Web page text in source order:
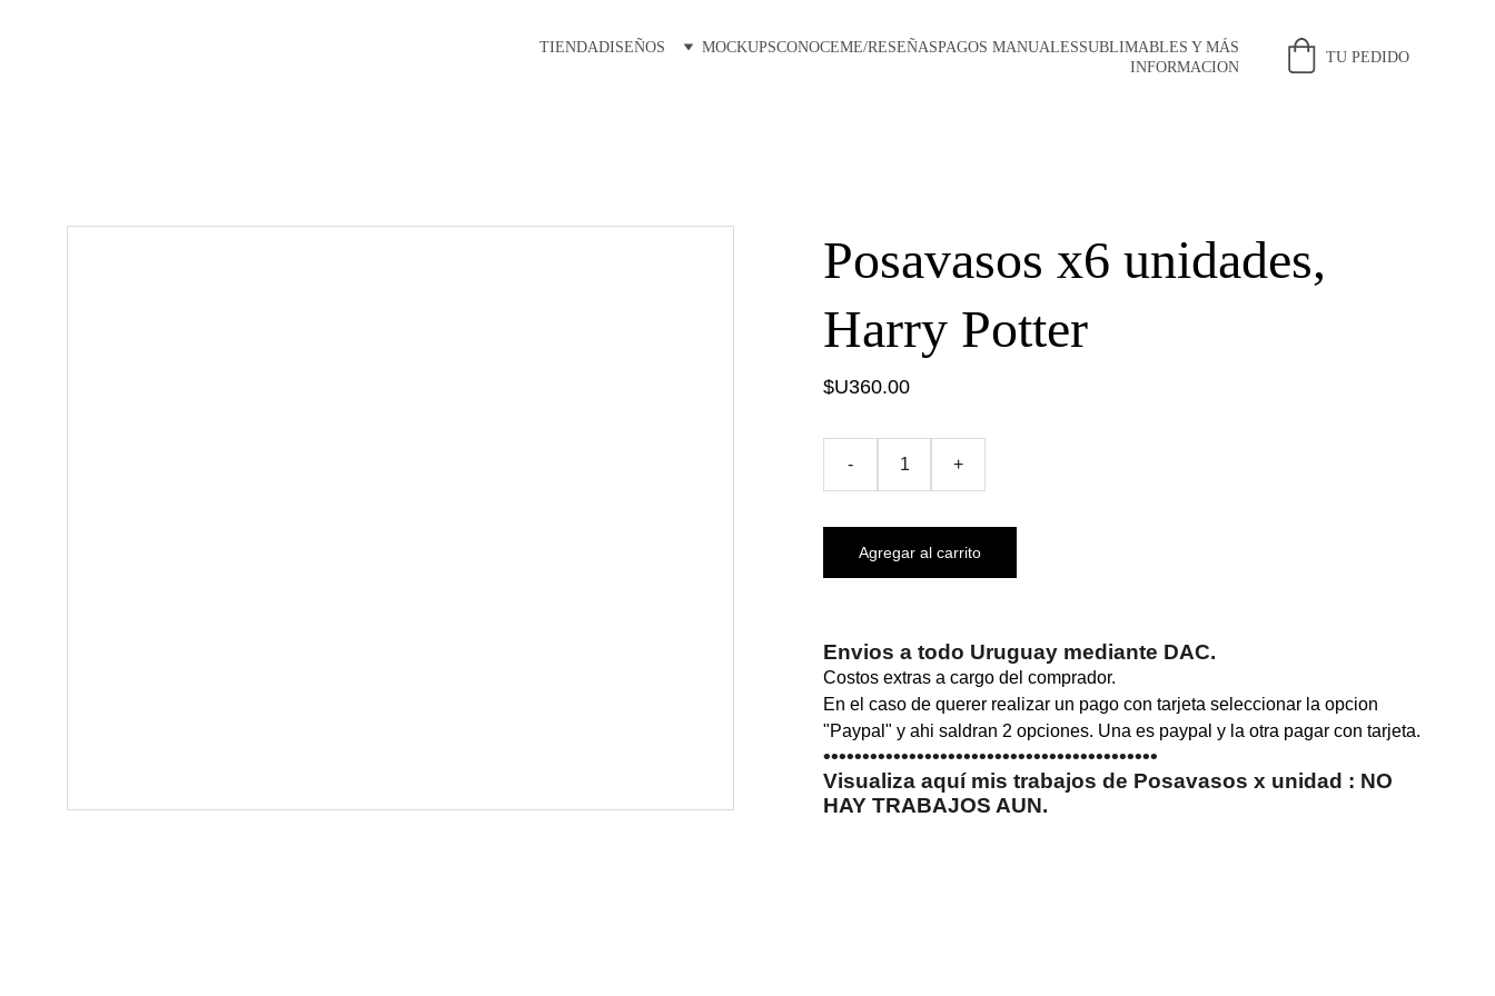
TIENDADISEÑOS MOCKUPSCONOCEME/RESEÑASPAGOS MANUALESSUBLIMABLES Y MÁS
INFORMACION
TU PEDIDO
Posavasos x6 unidades,
Harry Potter
$U360.00
- +
Agregar al carrito
Envios a todo Uruguay mediante DAC.
Costos extras a cargo del comprador.
En el caso de querer realizar un pago con tarjeta seleccionar la opcion
"Paypal" y ahi saldran 2 opciones. Una es paypal y la otra pagar con tarjeta.
•••••••••••••••••••••••••••••••••••••••••••
Visualiza aquí mis trabajos de Posavasos x unidad : NO
HAY TRABAJOS AUN.